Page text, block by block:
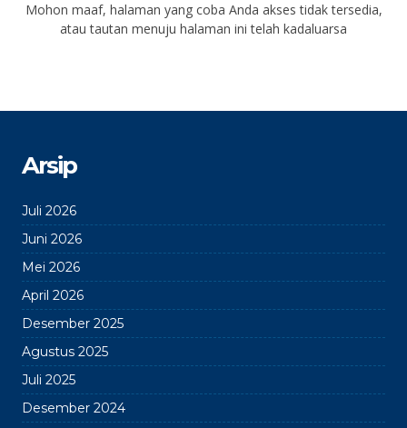
Mohon maaf, halaman yang coba Anda akses tidak tersedia,
atau tautan menuju halaman ini telah kadaluarsa
Arsip
Juli 2026
Juni 2026
Mei 2026
April 2026
Desember 2025
Agustus 2025
Juli 2025
Desember 2024